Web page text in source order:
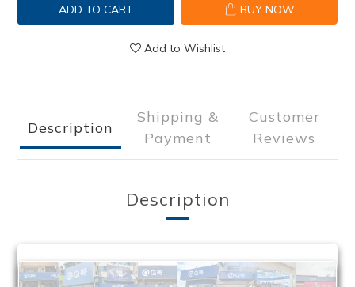
ADD TO CART BUY NOW
Add to Wishlist
Description
Shipping &
Payment
Customer
Reviews
Description